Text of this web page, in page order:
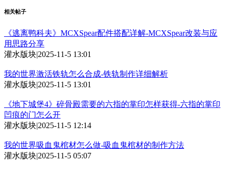
相关帖子
《逃离鸭科夫》MCXSpear配件搭配详解-MCXSpear改装与应
用思路分享
灌水版块|2025-11-5 13:01
我的世界激活铁轨怎么合成-铁轨制作详细解析
灌水版块|2025-11-5 13:01
《地下城堡4》碎骨殿需要的六指的掌印怎样获得-六指的掌印
凹痕的门怎么开
灌水版块|2025-11-5 12:14
我的世界吸血鬼棺材怎么做-吸血鬼棺材的制作方法
灌水版块|2025-11-5 05:07